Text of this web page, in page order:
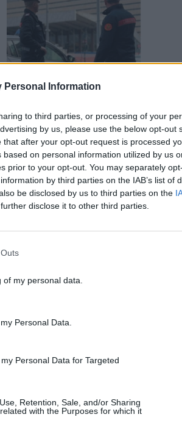
Personal Information
to third parties, or processing of your
by us, please use the below opt-out
after your opt-out request is processed
on personal information utilized by us
prior to your opt-out. You may separately
by third parties on the IAB’s list of
be disclosed by us to third parties on the
disclose it to other third parties.
my personal data.
Personal Data.
Personal Data for Targeted
Retention, Sale, and/or Sharing
with the Purposes for which it